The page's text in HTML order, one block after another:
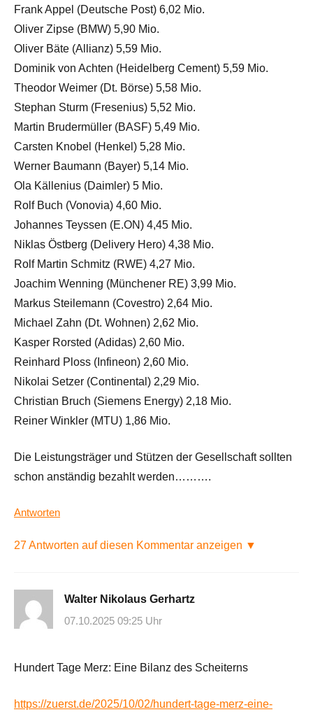
Frank Appel (Deutsche Post) 6,02 Mio.
Oliver Zipse (BMW) 5,90 Mio.
Oliver Bäte (Allianz) 5,59 Mio.
Dominik von Achten (Heidelberg Cement) 5,59 Mio.
Theodor Weimer (Dt. Börse) 5,58 Mio.
Stephan Sturm (Fresenius) 5,52 Mio.
Martin Brudermüller (BASF) 5,49 Mio.
Carsten Knobel (Henkel) 5,28 Mio.
Werner Baumann (Bayer) 5,14 Mio.
Ola Källenius (Daimler) 5 Mio.
Rolf Buch (Vonovia) 4,60 Mio.
Johannes Teyssen (E.ON) 4,45 Mio.
Niklas Östberg (Delivery Hero) 4,38 Mio.
Rolf Martin Schmitz (RWE) 4,27 Mio.
Joachim Wenning (Münchener RE) 3,99 Mio.
Markus Steilemann (Covestro) 2,64 Mio.
Michael Zahn (Dt. Wohnen) 2,62 Mio.
Kasper Rorsted (Adidas) 2,60 Mio.
Reinhard Ploss (Infineon) 2,60 Mio.
Nikolai Setzer (Continental) 2,29 Mio.
Christian Bruch (Siemens Energy) 2,18 Mio.
Reiner Winkler (MTU) 1,86 Mio.
Die Leistungsträger und Stützen der Gesellschaft sollten
schon anständig bezahlt werden……….
Antworten
27 Antworten auf diesen Kommentar anzeigen ▼
Walter Nikolaus Gerhartz
07.10.2025 09:25 Uhr
Hundert Tage Merz: Eine Bilanz des Scheiterns
https://zuerst.de/2025/10/02/hundert-tage-merz-eine-